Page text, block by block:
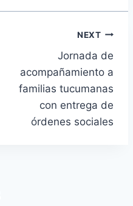
NEXT
Jornada de
acompañamiento a
familias tucumanas
con entrega de
órdenes sociales